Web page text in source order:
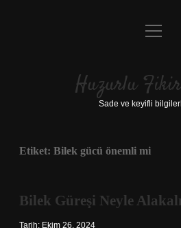
Anasayfa
Yasal Uyarı
menüyü
Huzurlu Fikir
Sade ve keyifli
Etiket: Bilek gücü önemli mi
Bilek Güreşi Neyle Alakalı
Tarih: Ekim 26, 2024